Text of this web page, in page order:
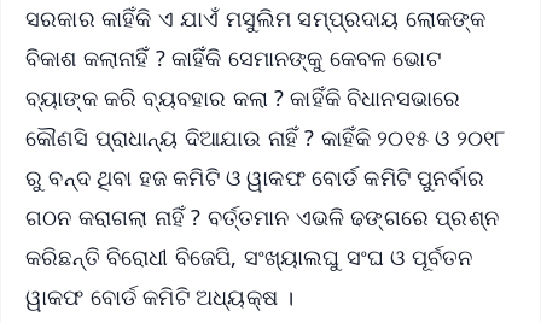
ସରକାର କାହିଁକି ଏ ଯାଏଁ ମସୁଲିମ ସମ୍ପ୍ରଦାୟ ଲୋକଙ୍କ
ବିକାଶ କଲାନାହିଁ ? କାହିଁକି ସେମାନଙ୍କୁ କେବଳ ଭୋଟ
ବ୍ୟାଙ୍କ କରି ବ୍ୟବହାର କଲା ? କାହିଁକି ବିଧାନସଭାରେ
କୌଣସି ପ୍ରାଧାନ୍ୟ ଦିଆଯାଉ ନାହିଁ ? କାହିଁକି ୨୦୧୫ ଓ ୨୦୧୮
ରୁ ବନ୍ଦ ଥିବା ହଜ କମିଟି ଓ ୱାକଫ ବୋର୍ଡ କମିଟି ପୁନର୍ବାର
ଗଠନ କରାଗଲା ନାହିଁ ? ବର୍ତ୍ତମାନ ଏଭଳି ଢଙ୍ଗରେ ପ୍ରଶ୍ନ
କରିଛନ୍ତି ବିରୋଧୀ ବିଜେପି, ସଂଖ୍ୟାଲଘୁ ସଂଘ ଓ ପୂର୍ବତନ
ୱାକଫ ବୋର୍ଡ କମିଟି ଅଧ୍ୟକ୍ଷ ।